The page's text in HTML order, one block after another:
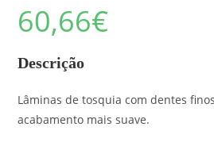
60,66€
Descrição
Lâminas de tosquia com dentes
acabamento mais suave.